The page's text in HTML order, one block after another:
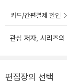
카드/간편결제 할인
관심 저자, 시리즈
편집장의 선택